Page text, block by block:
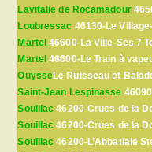
Lavitalie de Rocamadour
Loubressac 46130-Le
Martel 46600-La Ville-Ses 7
Martel 46600-Le Train à
OuysseLe Ruisseau et
Saint-Jean Lespinasse
Souillac 46200-Crues de la
Souillac 46200-Crues de la
Souillac 46200-L’Abbatiale